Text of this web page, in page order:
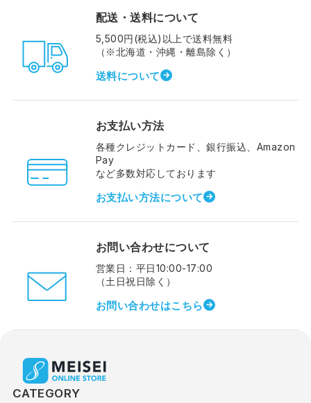
配送・送料について
5,500円(税込)以上で送料無料
（※北海道・沖縄・離島除く）
送料について
お支払い方法
各種クレジットカード、銀行振込、Amazon
Pay
など多数対応しております
お支払い方法について
お問い合わせについて
営業日：平日10:00-17:00
（土日祝日除く）
お問い合わせはこちら
CATEGORY